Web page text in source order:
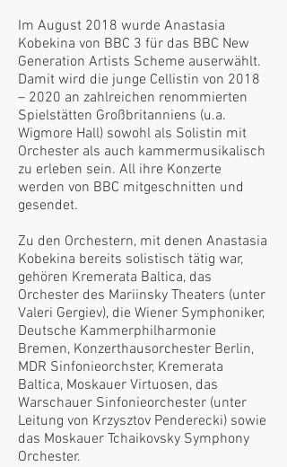
Im August 2018 wurde Anastasia
Kobekina von BBC 3 für das BBC New
Generation Artists Scheme auserwählt.
Damit wird die junge Cellistin von 2018
– 2020 an zahlreichen renommierten
Spielstätten Großbritanniens (u.a.
Wigmore Hall) sowohl als Solistin mit
Orchester als auch kammermusikalisch
zu erleben sein. All ihre Konzerte
werden von BBC mitgeschnitten und
gesendet.
Zu den Orchestern, mit denen Anastasia
Kobekina bereits solistisch tätig war,
gehören Kremerata Baltica, das
Orchester des Mariinsky Theaters (unter
Valeri Gergiev), die Wiener Symphoniker,
Deutsche Kammerphilharmonie
Bremen, Konzerthausorchester Berlin,
MDR Sinfonieorchster, Kremerata
Baltica, Moskauer Virtuosen, das
Warschauer Sinfonieorchester (unter
Leitung von Krzysztov Penderecki) sowie
das Moskauer Tchaikovsky Symphony
Orchester.